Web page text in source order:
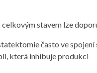
stavem lze
často ve
která inhibuje produkci